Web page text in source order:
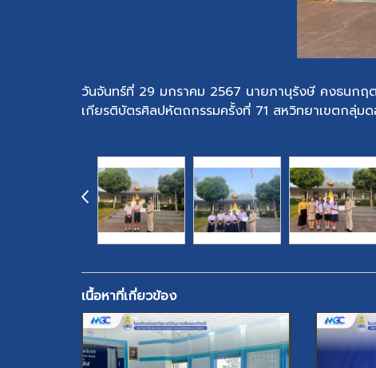
วันจันทร์ที่ 29 มกราคม 2567 นายภานุรังษี คงธนกฤ
เกียรติบัตรศิลปหัตถกรรมครั้งที่ 71 สหวิทยาเขตกลุ่ม
เนื้อหาที่เกี่ยวข้อง